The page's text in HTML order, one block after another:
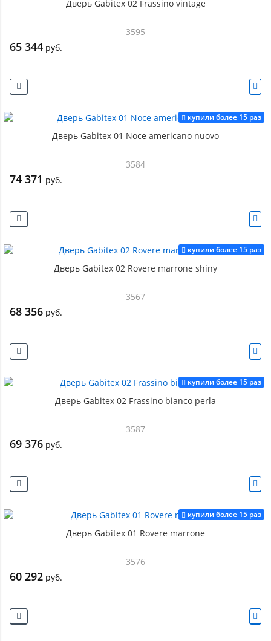
Дверь Gabitex 02 Frassino vintage
3595
65 344 руб.
купили более 15 раз
Дверь Gabitex 01 Noce americano nuovo
3584
74 371 руб.
купили более 15 раз
Дверь Gabitex 02 Rovere marrone shiny
3567
68 356 руб.
купили более 15 раз
Дверь Gabitex 02 Frassino bianco perla
3587
69 376 руб.
купили более 15 раз
Дверь Gabitex 01 Rovere marrone
3576
60 292 руб.